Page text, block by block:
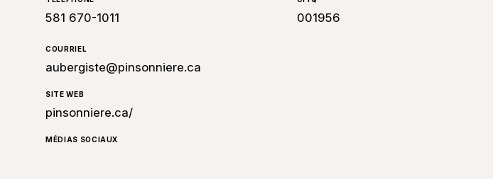
581 670-1011 001956
COURRIEL
aubergiste@pinsonniere.ca
SITE WEB
pinsonniere.ca/
MÉDIAS SOCIAUX